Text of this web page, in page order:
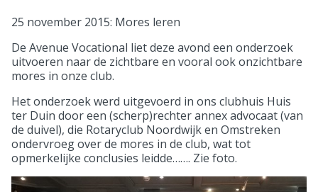
25 november 2015: Mores leren
De Avenue Vocational liet deze avond een onderzoek
uitvoeren naar de zichtbare en vooral ook onzichtbare
mores in onze club.
Het onderzoek werd uitgevoerd in ons clubhuis Huis
ter Duin door een (scherp)rechter annex advocaat (van
de duivel), die Rotaryclub Noordwijk en Omstreken
ondervroeg over de mores in de club, wat tot
opmerkelijke conclusies leidde……. Zie foto.